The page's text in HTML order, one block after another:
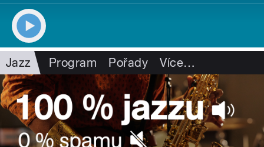
Jazz Program Pořady Více…